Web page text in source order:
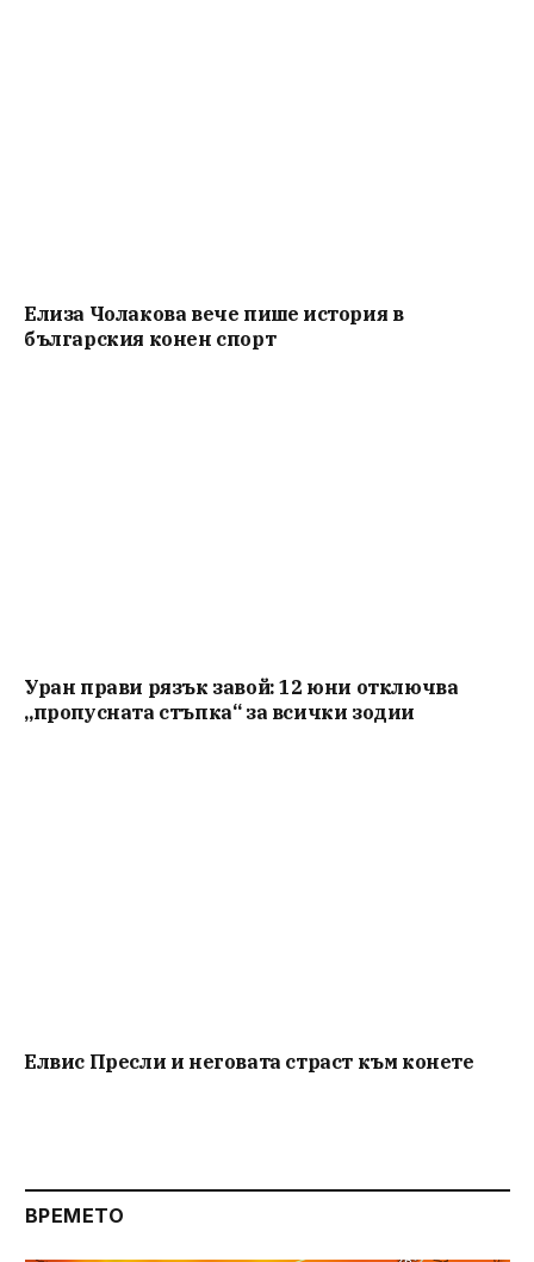
Елиза Чолакова вече пише история в
българския конен спорт
Уран прави рязък завой: 12 юни отключва
„пропусната стъпка“ за всички зодии
Елвис Пресли и неговата страст към конете
ВРЕМЕТО